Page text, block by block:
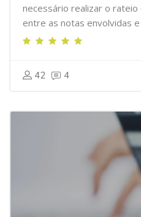
necessário realizar o
entre as notas envolvidas
42 4